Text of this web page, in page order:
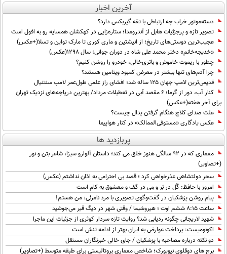
آخرین اخبار
دسته‌موتور خراب چه ارتباطی با تقه گیربکس دارد؟
تصویر تازه و پرجزئیات هابل از آندرومدا؛ ستاره‌زایی در کهکشان همسایه رو به افول است
عجیب‌ترین دوستی‌های تاریخ؛ از انیشتین و ماری کوری تا مارک تواین و تسلا(+عکس)
«خدیجه‌خانم» دختر محمد علی شاه در دوران جوانی؛ سال 1298(عکس)
چطور با ریموت خاموش و باتری‌خالی، خودرو را روشن کنیم؟
چرا آدم‌های تنها بیشتر در معرض کمبود ویتامین هستند؟
قدیمی‌ترین لامپ جهان ۱۲۵ ساله شد؛ افشای راز علمی طول‌عمر لامپ سنتنیال
کنار آب، دور از گرما؛ ۶ مقصد آبی در تعطیلات مرداد/ بهترین دریاچه‌های نزدیک تهران
برای آخر هفته(+عکس)
علت صدای کلاچ هنگام گرفتن پدال چیست؟
عکس یادگاری «مستوفی‌الممالک» در کنار هواپیما
پربازدید ها
معماری که در 92 سالگی هنوز خلق می کند؛ داستان آلوارو سیزا، شاعر بتن و نور
(+تصاویر)
سحر دولتشاهی عذرخواهی کرد ؛ قصد بی احترامی به اذان نداشتم (عکس)
امروز با حافظ: گُل در بَر و مِی در کَف و معشوق به کام است
پیام روشن پزشکیان در گفت‌و‌گوی تصویری با مرد نامرئی: من هستم!
ساعت ۸:۱۵ ششم اوت ؛ هیروشیما / وقتی شهر در دیگ قیر می‌جوشید
شهید لاریجانی چگونه ردیابی شد؟ روایت تازه سردار کوثری از جزئیات این ماجرا
اکونومیست: پرداخت عوارض به ایران بهتر از ادامه تنش است
دو نکته درباره مصاحبه با پزشکیان / جای خالی خبرنگاران مستقل
برج های دوقلوی نیویورک؛ شاخص معماری بروتالیستی برای طبقه متوسط (+تصاویر)